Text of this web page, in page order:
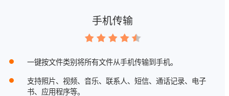
手机传输
一键按文件类别将所有文件从手机传输到手机。
支持照片、视频、音乐、联系人、短信、通话记录、电子
书、应用程序等。